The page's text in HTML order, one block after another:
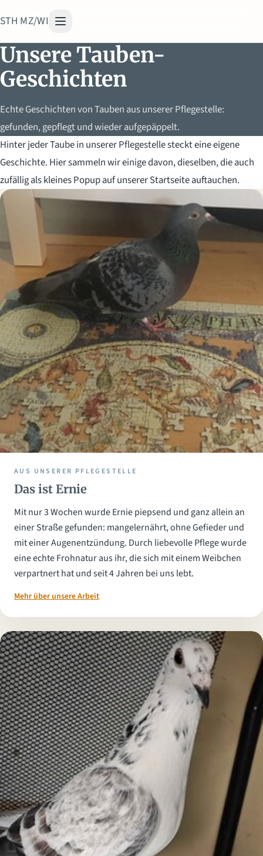
STH MZ/WI
Unsere Tauben-
Geschichten
Echte Geschichten von Tauben aus unserer Pflegestelle:
gefunden, gepflegt und wieder aufgepäppelt.
Hinter jeder Taube in unserer Pflegestelle steckt eine eigene
Geschichte. Hier sammeln wir einige davon, dieselben, die auch
zufällig als kleines Popup auf unserer Startseite auftauchen.
AUS UNSERER PFLEGESTELLE
Das ist Ernie
Mit nur 3 Wochen wurde Ernie piepsend und ganz allein an
einer Straße gefunden: mangelernährt, ohne Gefieder und
mit einer Augenentzündung. Durch liebevolle Pflege wurde
eine echte Frohnatur aus ihr, die sich mit einem Weibchen
verpartnert hat und seit 4 Jahren bei uns lebt.
Mehr über unsere Arbeit